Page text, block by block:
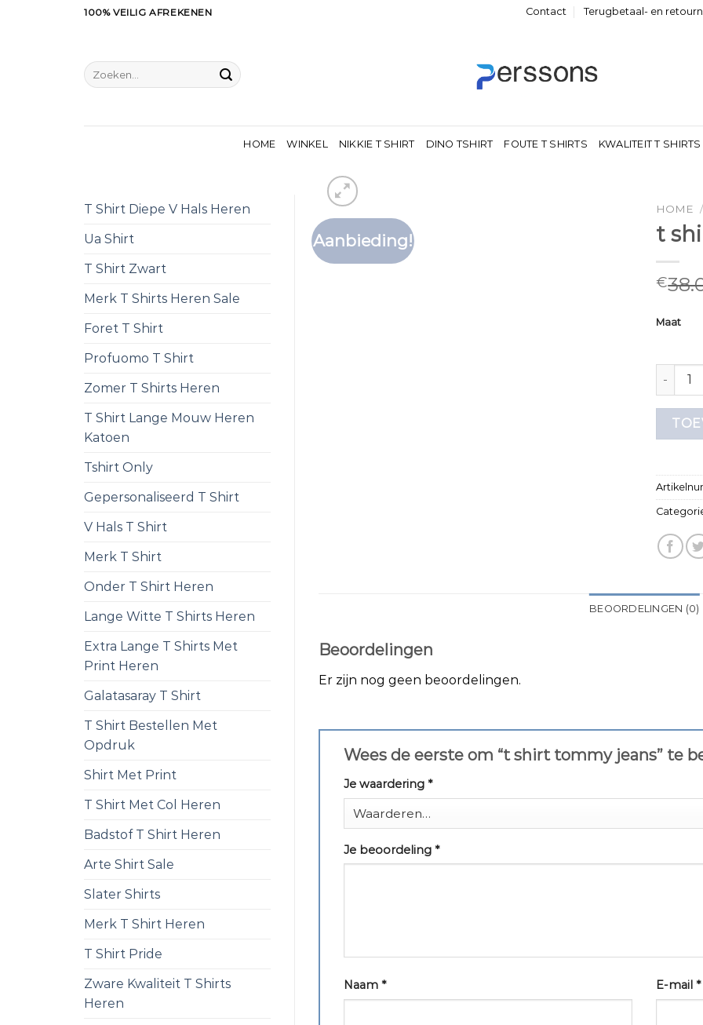
100% VEILIG AFREKENEN Contact Terugbetaal- en
Zoeken
naar:
HOME WINKEL NIKKIE T SHIRT DINO TSHIRT FOUTE T SHIRTS KWALITEIT T SHIRTS
T Shirt Diepe V Hals Heren
Ua Shirt
T Shirt Zwart
Merk T Shirts Heren Sale
Foret T Shirt
Profuomo T Shirt
Zomer T Shirts Heren
T Shirt Lange Mouw Heren
Katoen
Tshirt Only
Gepersonaliseerd T Shirt
V Hals T Shirt
Merk T Shirt
Onder T Shirt Heren
Lange Witte T Shirts Heren
Extra Lange T Shirts Met
Print Heren
Galatasaray T Shirt
T Shirt Bestellen Met
Opdruk
Shirt Met Print
T Shirt Met Col Heren
Badstof T Shirt Heren
Arte Shirt Sale
Slater Shirts
Merk T Shirt Heren
T Shirt Pride
Zware Kwaliteit T Shirts
Heren
Aanbieding!
HOME /
t
€
Maat
t shirt
BEOORDELINGEN (0)
Beoordelingen
Er zijn nog geen beoordelingen.
Wees de eerste om “t shirt tommy jeans” te
Je waardering *
Je beoordeling *
Naam * E-mail*